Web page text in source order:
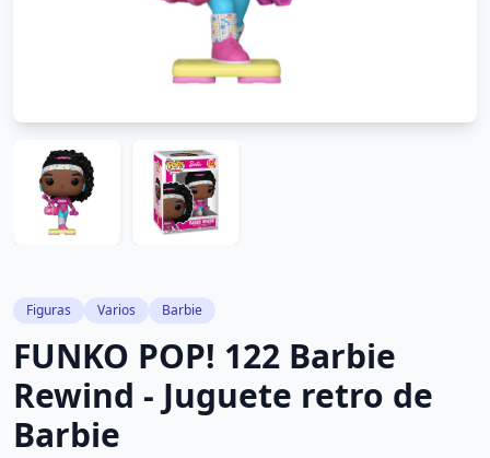
Figuras Varios Barbie
FUNKO POP! 122 Barbie
Rewind - Juguete retro de
Barbie